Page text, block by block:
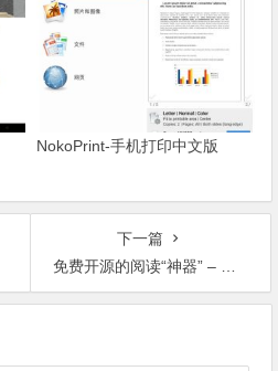
NokoPrint-手机打印中文版
下一篇
免费开源的阅读“神器” – 阅读APP